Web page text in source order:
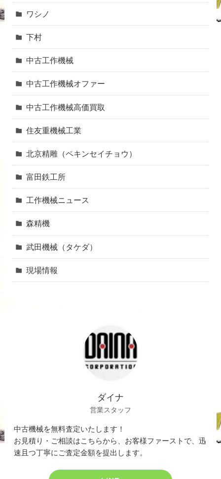
ワシノ
下村
中古工作機械
中古工作機械オファー
中古工作機械高価買取
住友重機械工業
北京精雕（ペキンセイチョウ）
富田鉄工所
工作機械ニュース
森精機
武田機械（タケダ）
現場情報
ダイナ
営業スタッフ
中古機械を無料査定いたします！
お見積り・ご相談はこちらから、お客様ファーストで、迅
速且つ丁寧にご査定金額を提出します。